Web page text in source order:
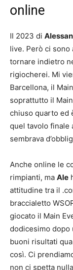
online
Il 2023 di
live. Però ci
tornare indietro
rigiocherei. Mi
Barcellona, il
soprattutto il
chiuso quarto ed
quel tavolo finale
sembrava
Anche online le
rimpianti, ma Ale
attitudine tra il
braccialetto
giocato il Main
dodicesimo dopo
buoni risultati
così. Ci
non ci spetta